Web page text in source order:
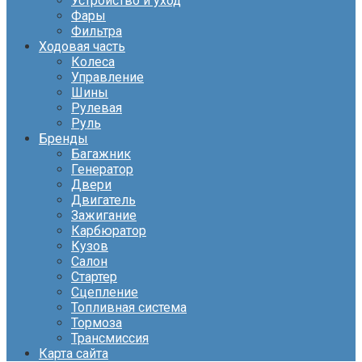
Фары
Фильтра
Ходовая часть
Колеса
Управление
Шины
Рулевая
Руль
Бренды
Багажник
Генератор
Двери
Двигатель
Зажигание
Карбюратор
Кузов
Салон
Стартер
Сцепление
Топливная система
Тормоза
Трансмиссия
Карта сайта